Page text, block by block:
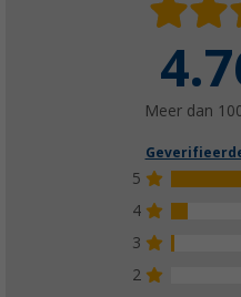
Meer dan
5
4
3
2